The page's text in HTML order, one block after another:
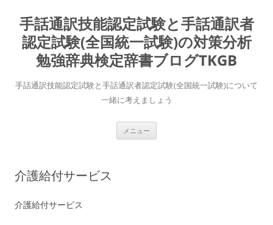
テ
ン
ツ
へ
プ
手話通訳技能認定試験と手話通訳者
認定試験(全国統一試験)の対策分析
勉強辞典検定辞書ブログTKGB
手話通訳技能認定試験と手話通訳者認定試験(全国統一試験)について
一緒に考えましょう
メニュー
介護給付サービス
介護給付サービス